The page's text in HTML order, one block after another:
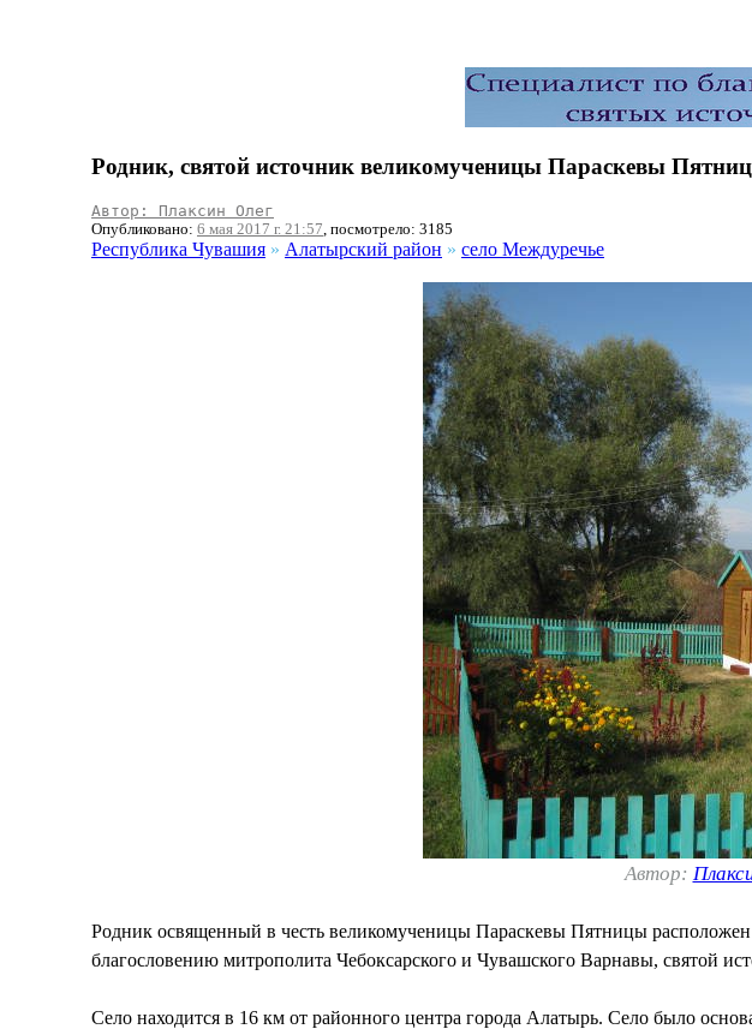
Родник, святой источник великомученицы Параскевы
Автор: Плаксин Олег
Опубликовано: 6 мая 2017 г. 21:57, посмотрело: 3185
Республика Чувашия » Алатырский район » село Междуречье
Автор:
Родник освященный в честь великомученицы Параскевы Пятницы
благословению митрополита Чебоксарского и Чувашского Варнавы, святой
Село находится в 16 км от районного центра города Алатырь. Село было